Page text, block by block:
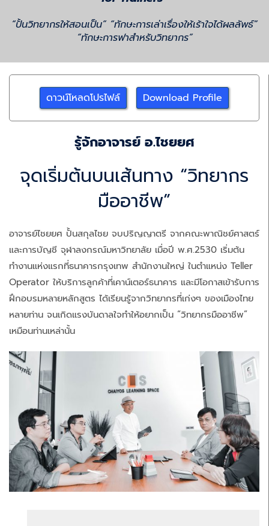
“ปั้นวิทยากรให้สอนเป็น” “ทักษะการเล่าเรื่องให้เร้าใจได้ผลลัพธ์”
“ทักษะการฟาสำหรับวิทยากร”
ดาวน์โหลดโปรไฟล์ Download Profile
รู้จักอาจารย์ อ.ไชยยศ
จุดเริ่มต้นบนเส้นทาง “วิทยากร
มืออาชีพ”
อาจารย์ไชยยศ ปั้นสกุลไชย จบปริญญาตรี จากคณะพาณิชย์ศาสตร์
และการบัญชี จุฬาลงกรณ์มหาวิทยาลัย เมื่อปี พ.ศ.2530 เริ่มต้น
ทำงานแห่งแรกที่ธนาคารกรุงเทพ สำนักงานใหญ่ ในตำแหน่ง Teller
Operator ให้บริการลูกค้าที่เคาน์เตอร์ธนาคาร และมีโอกาสเข้ารับการ
ฝึกอบรมหลายหลักสูตร ได้เรียนรู้จากวิทยากรที่เก่งๆ ของเมืองไทย
หลายท่าน จนเกิดแรงบันดาลใจทำให้อยากเป็น “วิทยากรมืออาชีพ”
เหมือนท่านเหล่านั้น